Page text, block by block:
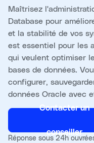
Maîtrisez
Database pour
et la stabilité de vos
est essentiel pour les
qui veulent optimiser
bases de données.
configurer,
données Oracle avec
Contacter un
conseiller
Réponse sous 24h